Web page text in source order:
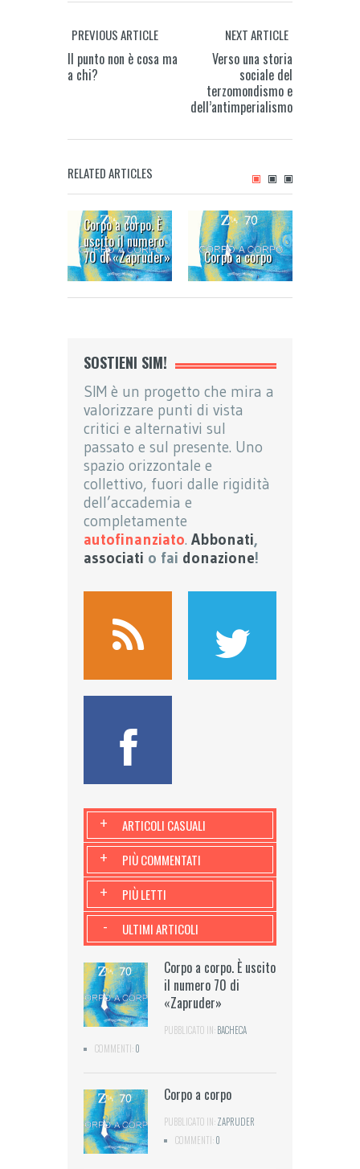
PREVIOUS ARTICLE
Il punto non è cosa ma
a chi?
NEXT ARTICLE
Verso una storia
sociale del
terzomondismo e
dell’antimperialismo
RELATED ARTICLES
Corpo a corpo. È
uscito il numero
70 di «Zapruder»
Corpo a corpo
SOSTIENI SIM!
SIM è un progetto che mira a
valorizzare punti di vista
critici e alternativi sul
passato e sul presente. Uno
spazio orizzontale e
collettivo, fuori dalle rigidità
dell’accademia e
completamente
autofinanziato. Abbonati,
associati o fai donazione!
ARTICOLI CASUALI
+
PIÙ COMMENTATI
+
PIÙ LETTI
+
ULTIMI ARTICOLI
-
Corpo a corpo. È uscito
il numero 70 di
«Zapruder»
PUBBLICATO IN:BACHECA
COMMENTI:0
Corpo a corpo
PUBBLICATO IN:ZAPRUDER
COMMENTI:0